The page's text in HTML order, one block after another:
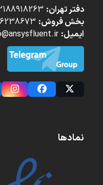
دفتر تهران:
بخش فروش:
ایمیل:
Twitter
Facebook
نمادها